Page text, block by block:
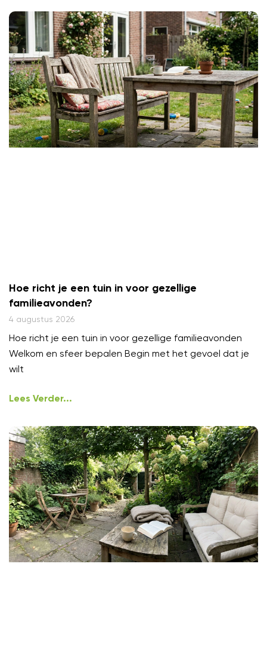
Hoe richt je een tuin in voor gezellige
familieavonden?
4 augustus 2026
Hoe richt je een tuin in voor gezellige familieavonden
Welkom en sfeer bepalen Begin met het gevoel dat je
wilt
Lees Verder...